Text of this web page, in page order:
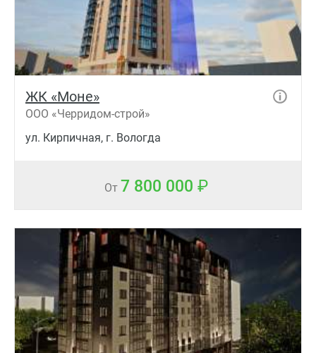
ЖК «Моне»
ООО «Черридом-строй»
ул. Кирпичная, г. Вологда
От 7 800 000